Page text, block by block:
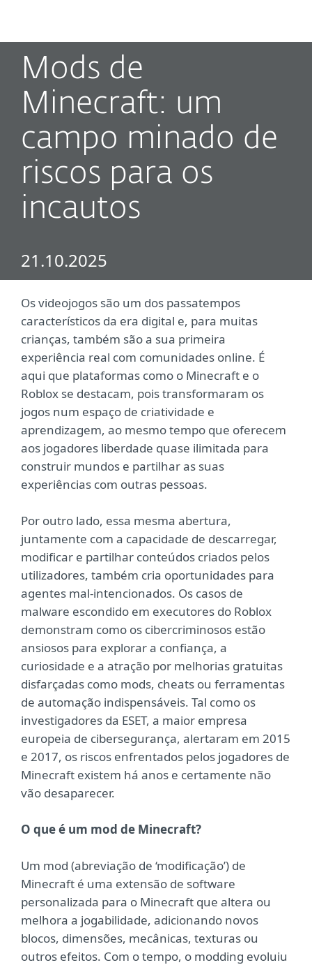
Mods de
Minecraft: um
campo minado de
riscos para os
incautos
21.10.2025
Os videojogos são um dos passatempos
característicos da era digital e, para muitas
crianças, também são a sua primeira
experiência real com comunidades online. É
aqui que plataformas como o Minecraft e o
Roblox se destacam, pois transformaram os
jogos num espaço de criatividade e
aprendizagem, ao mesmo tempo que oferecem
aos jogadores liberdade quase ilimitada para
construir mundos e partilhar as suas
experiências com outras pessoas.
Por outro lado, essa mesma abertura,
juntamente com a capacidade de descarregar,
modificar e partilhar conteúdos criados pelos
utilizadores, também cria oportunidades para
agentes mal-intencionados. Os casos de
malware escondido em executores do Roblox
demonstram como os cibercriminosos estão
ansiosos para explorar a confiança, a
curiosidade e a atração por melhorias gratuitas
disfarçadas como mods, cheats ou ferramentas
de automação indispensáveis. Tal como os
investigadores da ESET, a maior empresa
europeia de cibersegurança, alertaram em 2015
e 2017, os riscos enfrentados pelos jogadores de
Minecraft existem há anos e certamente não
vão desaparecer.
O que é um mod de Minecraft?
Um mod (abreviação de ‘modificação’) de
Minecraft é uma extensão de software
personalizada para o Minecraft que altera ou
melhora a jogabilidade, adicionando novos
blocos, dimensões, mecânicas, texturas ou
outros efeitos. Com o tempo, o modding evoluiu